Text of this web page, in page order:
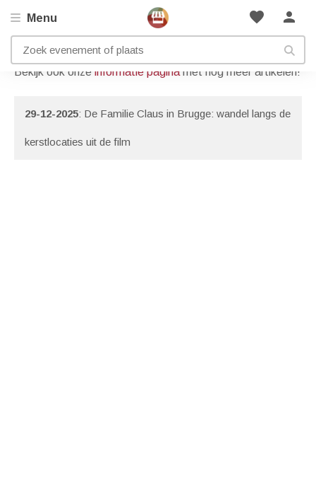
favorite person
Menu
Artikelen met onderwerp:
Kerstwandeling
Bekijk ook onze informatie pagina met nog meer artikelen!
29-12-2025: De Familie Claus in Brugge: wandel langs de
kerstlocaties uit de film